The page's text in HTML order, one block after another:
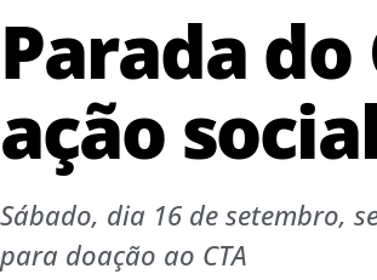
Parada
ação
Sábado, dia 16 de setembro,
para doação ao CTA